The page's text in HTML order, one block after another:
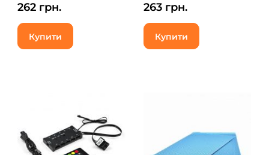
262 грн.
Купити
5V/SATA (Zezzio ARGB
controller Sata) (Zezzio
ARGB 3-Pin 5V/SATA)
263 грн.
Купити